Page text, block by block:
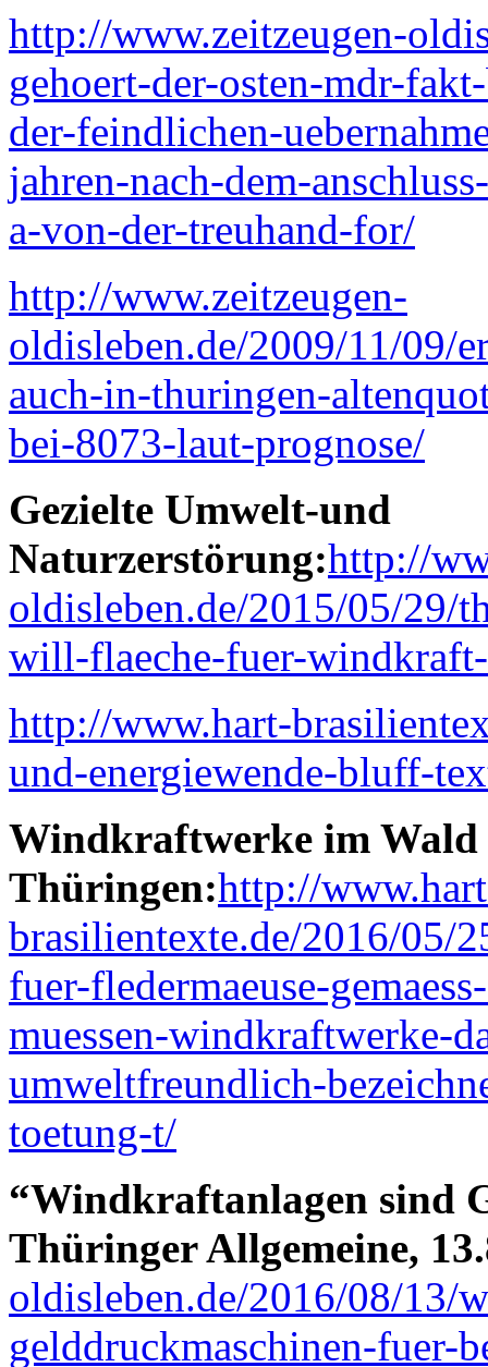
http://www.zeitzeugen-
gehoert-der-osten-mdr-
der-feindlichen-
jahren-nach-dem-
a-von-der-treuhand-for/
http://www.zeitzeugen-
oldisleben.de/2009/11/09/
auch-in-thuringen-
bei-8073-laut-prognose/
Gezielte Umwelt-und
Naturzerstörung:http://
oldisleben.de/2015/05/29/
will-flaeche-fuer-
http://www.hart-
und-energiewende-bluff-
Windkraftwerke im Wald
Thüringen:http://
brasilientexte.de/2016/05/
fuer-fledermaeuse-
muessen-windkraftwerke-
umweltfreundlich-
toetung-t/
“Windkraftanlagen sind
Thüringer Allgemeine,
oldisleben.de/2016/08/13/
gelddruckmaschinen-fuer-